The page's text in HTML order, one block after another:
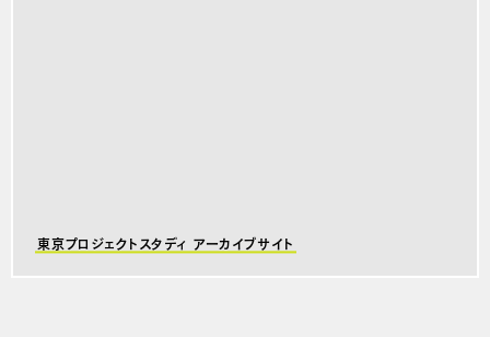
東京プロジェクトスタディ アーカイブサイト